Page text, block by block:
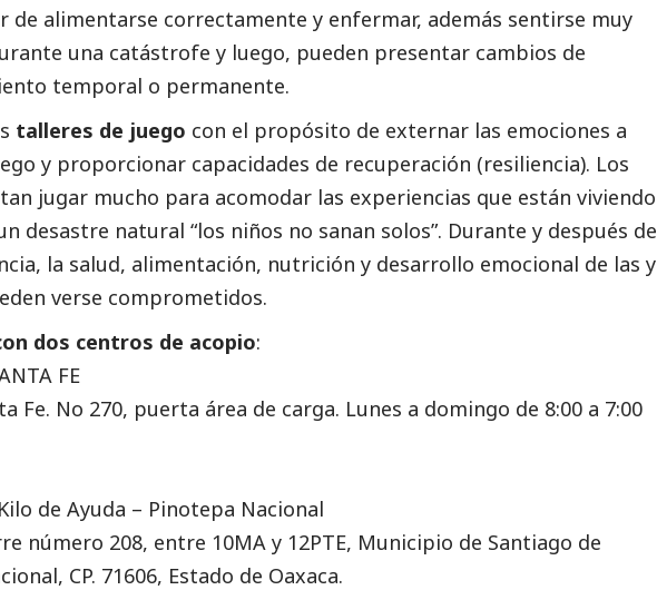
de alimentarse correctamente y enfermar, además sentirse muy
una catástrofe y luego, pueden presentar cambios de
temporal o permanente.
talleres de juego con el propósito de externar las emociones a
y proporcionar capacidades de recuperación (resiliencia). Los
jugar mucho para acomodar las experiencias que están viviendo
desastre natural “los niños no sanan solos”. Durante y después de
la salud, alimentación, nutrición y desarrollo emocional de las y
verse comprometidos.
dos centros de acopio:
FE
Fe. No 270, puerta área de carga. Lunes a domingo de 8:00 a 7:00
de Ayuda – Pinotepa Nacional
número 208, entre 10MA y 12PTE, Municipio de Santiago de
CP. 71606, Estado de Oaxaca.